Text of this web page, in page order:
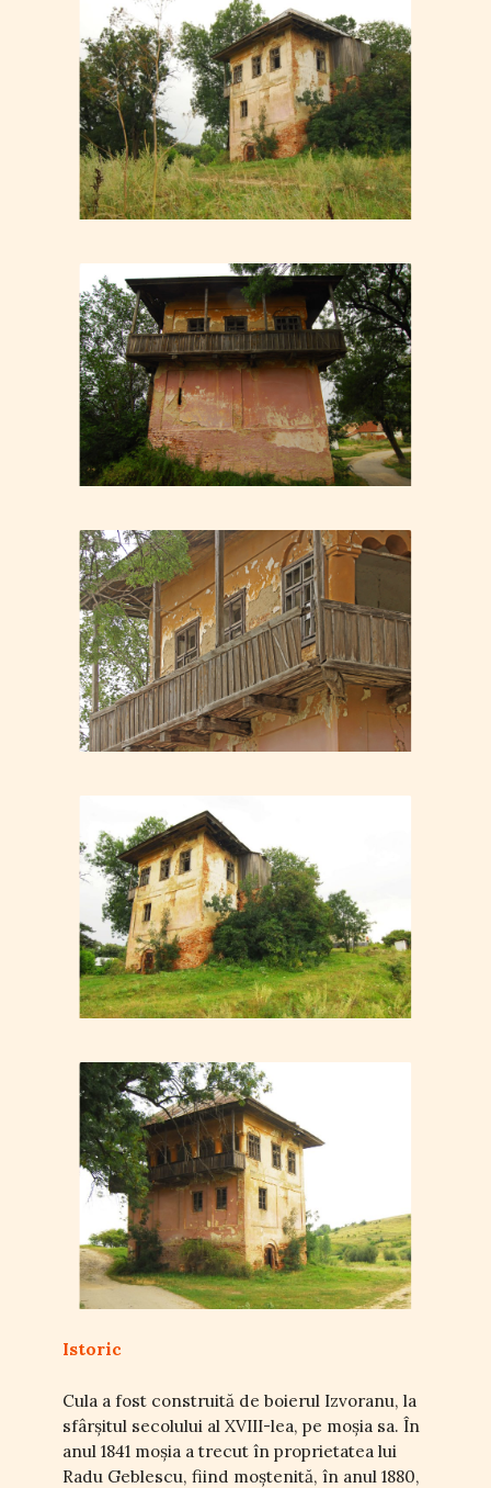
Istoric
Cula a fost construită de boierul Izvoranu, la
sfârșitul secolului al XVIII-lea, pe moșia sa. În
anul 1841 moșia a trecut în proprietatea lui
Radu Geblescu, fiind moștenită, în anul 1880,